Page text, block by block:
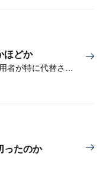
ほどか
直近で4％、AI活用が広がれば11％の雇用者が特に代替されやすい
ったのか